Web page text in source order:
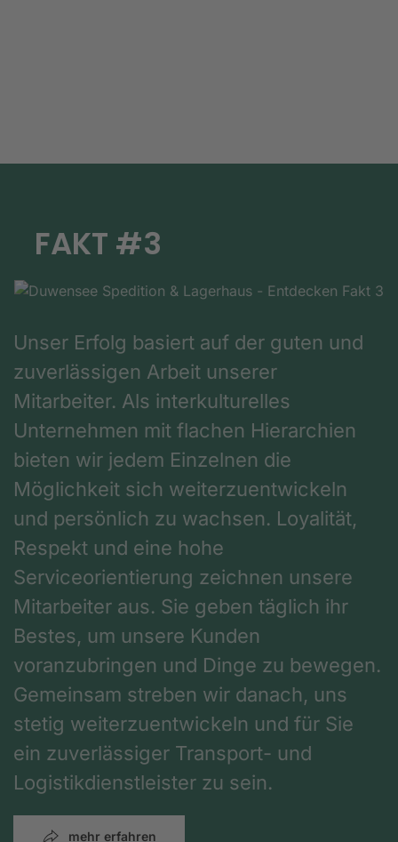
FAKT #3
Unser Erfolg basiert auf der guten und
zuverlässigen Arbeit unserer
Mitarbeiter. Als interkulturelles
Unternehmen mit flachen Hierarchien
bieten wir jedem Einzelnen die
Möglichkeit sich weiterzuentwickeln
und persönlich zu wachsen. Loyalität,
Respekt und eine hohe
Serviceorientierung zeichnen unsere
Mitarbeiter aus. Sie geben täglich ihr
Bestes, um unsere Kunden
voranzubringen und Dinge zu bewegen.
Gemeinsam streben wir danach, uns
stetig weiterzuentwickeln und für Sie
ein zuverlässiger Transport- und
Logistikdienstleister zu sein.
mehr erfahren